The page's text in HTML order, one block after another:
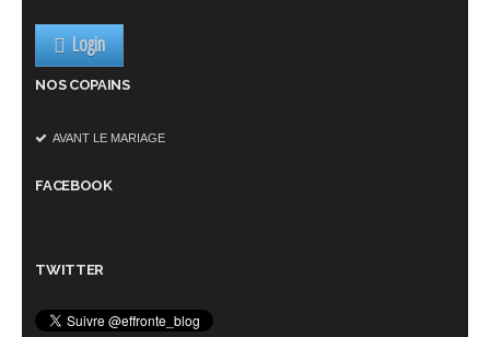
Login
NOS COPAINS
AVANT LE MARIAGE
FACEBOOK
TWITTER